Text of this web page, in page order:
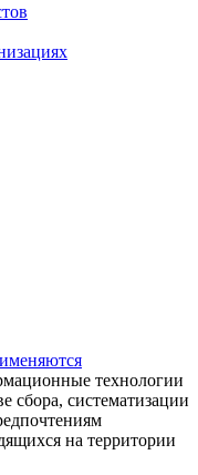
технологии
сбора, систематизации
на территории